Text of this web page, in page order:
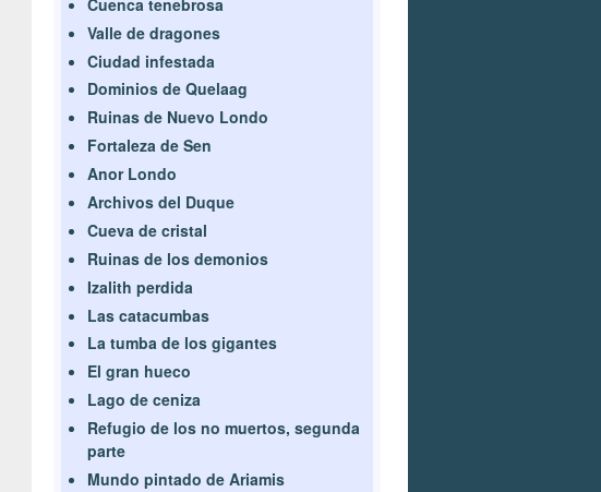
Valle de dragones
Ciudad infestada
Dominios de Quelaag
Ruinas de Nuevo Londo
Fortaleza de Sen
Anor Londo
Archivos del Duque
Cueva de cristal
Ruinas de los demonios
Izalith perdida
Las catacumbas
La tumba de los gigantes
El gran hueco
Lago de ceniza
Refugio de los no muertos, segunda
parte
Mundo pintado de Ariamis